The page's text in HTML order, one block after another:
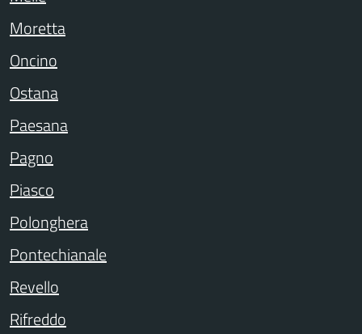
Moretta
Oncino
Ostana
Paesana
Pagno
Piasco
Polonghera
Pontechianale
Revello
Rifreddo